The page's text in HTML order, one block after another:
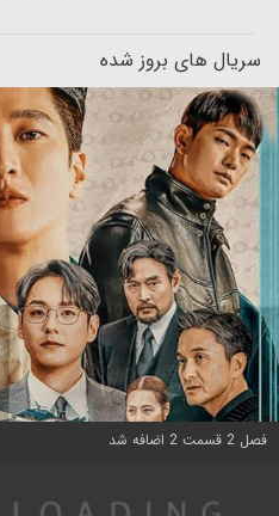
سریال های بروز شده
فصل 2 قسمت 2 اضافه شد